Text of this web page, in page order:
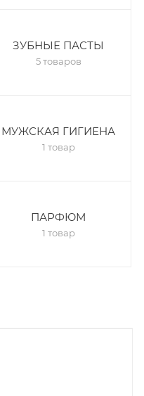
ЗУБНЫЕ ПАСТЫ
5 товаров
МУЖСКАЯ ГИГИЕНА
1 товар
ПАРФЮМ
1 товар